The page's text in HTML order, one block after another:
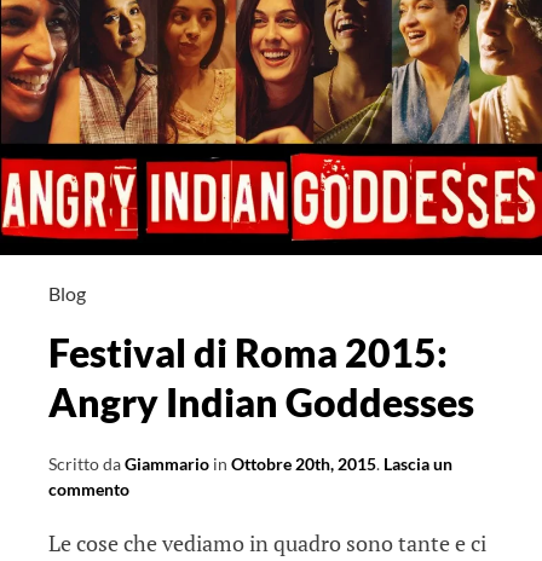
Blog
Festival di Roma 2015:
Angry Indian Goddesses
Scritto daGiammario in Ottobre 20th, 2015. Lascia un
commento
Le cose che vediamo in quadro sono tante e ci